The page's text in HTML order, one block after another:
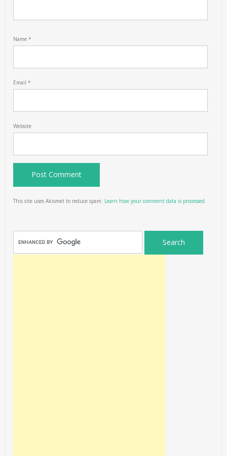
Name*
Email*
Website
This site uses Akismet to reduce spam. Learn how your comment data is processed.